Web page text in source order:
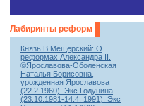
Лабиринты реформ
Князь В.Мещерский: О
реформах Александра II.
©Ярославова-Оболенская
Наталья Борисовна,
урожденная Ярославова
(22.2.1960). Экс Годунина
(23.10.1981-14.4. 1991). Экс